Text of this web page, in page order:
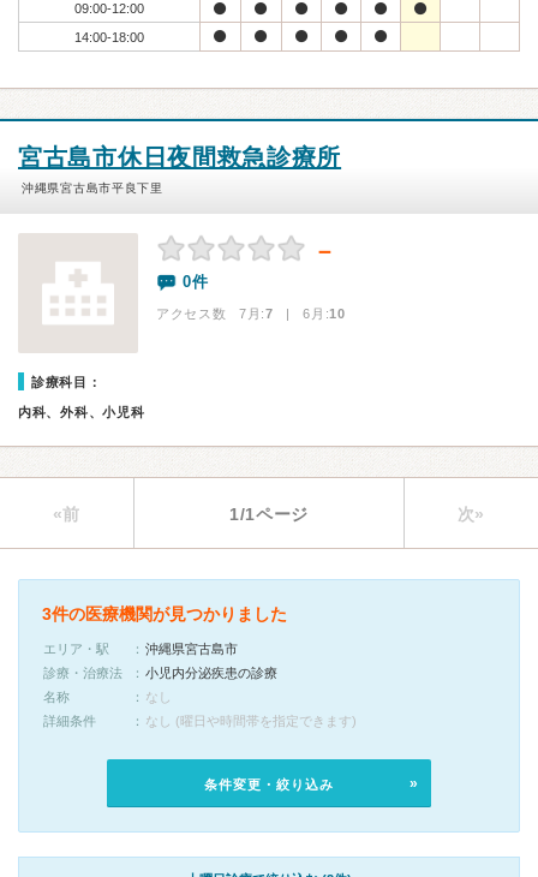
09:00-12:00
14:00-18:00
宮古島市休日夜間救急診療所
沖縄県宮古島市平良下里
－
0件
アクセス数 7月:7 | 6月:10
診療科目：
内科、外科、小児科
«前 1/1ページ 次»
3件の医療機関が見つかりました
エリア・駅
沖縄県宮古島市
診療・治療法
小児内分泌疾患の診療
名称
なし
詳細条件
なし (曜日や時間帯を指定できます)
条件変更・絞り込み